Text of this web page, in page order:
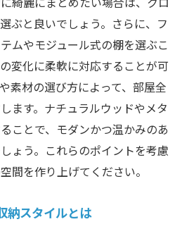
ンで生活空間を広げる壁面収
面収納が生む新しい空間の可
ンで実現する広がりのある生
阪府の住まいに与える影響
阪府の壁面収納が変える住
らす新しい住まいの可能性
ぶと良いでしょう。さらに、フ
ムやモジュール式の棚を選ぶこ
変化に柔軟に対応することが可
素材の選び方によって、部屋全
ます。ナチュラルウッドやメタ
ことで、モダンかつ温かみのあ
ょう。これらのポイントを考慮
間を作り上げてください。
納スタイルとは